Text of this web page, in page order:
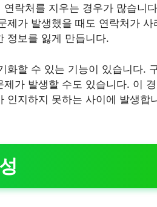
락처를 지우는 경우가 많습니
가 발생했을 때도 연락처가
정보를 잃게 만듭니다.
화할 수 있는 기능이 있습니다.
가 발생할 수도 있습니다. 이
인지하지 못하는 사이에 발생합